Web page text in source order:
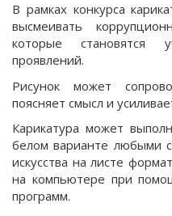
В рамках конкурса
высмеивать
которые становятся
проявлений.
Рисунок может
поясняет смысл и
Карикатура может
белом варианте любыми
искусства на листе
на компьютере при
программ.